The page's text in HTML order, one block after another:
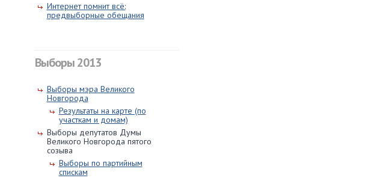
Интернет помнит всё:
предвыборные обещания
Выборы 2013
Выборы мэра Великого
Новгорода
Результаты на карте (по
участкам и домам)
Выборы депутатов Думы
Великого Новгорода пятого
созыва
Выборы по партийным
спискам